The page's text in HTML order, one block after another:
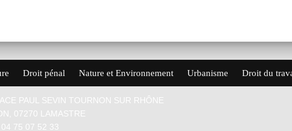
Droit pénal Nature et Environnement Urbanisme Droit du
PAUL SEVIN TOURNON SUR RHÔNE
07270 LAMASTRE
04 75 07 52 33